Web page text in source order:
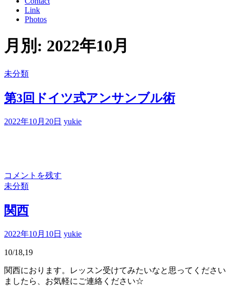
Link
Photos
月別: 2022年10月
未分類
第3回ドイツ式アンサンブル術
2022年10月20日 yukie
コメントを残す
未分類
関西
2022年10月10日 yukie
10/18,19
関西におります。レッスン受けてみたいなと思ってください
ましたら、お気軽にご連絡ください☆